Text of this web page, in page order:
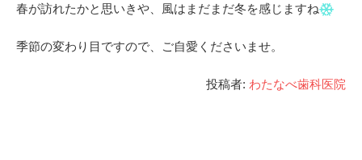
春が訪れたかと思いきや、風はまだまだ冬を感じますね
季節の変わり目ですので、ご自愛くださいませ。
投稿者: わたなべ歯科医院